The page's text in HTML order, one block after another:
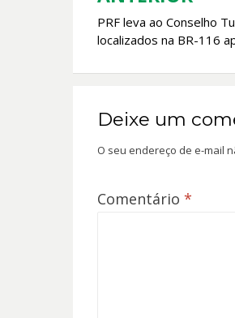
de
PRF leva ao Conselho
localizados na BR-116
Deixe um
O seu endereço de e-mail
Comentário *